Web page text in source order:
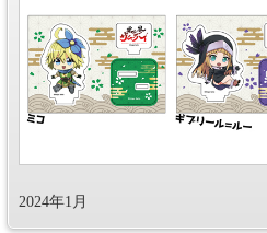
2024年1月